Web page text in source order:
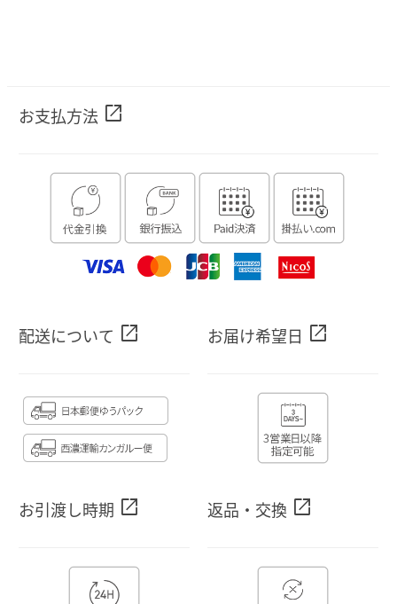
お支払方法 open_in_new
配送について open_in_new お届け希望日 open_in_new
お引渡し時期 open_in_new 返品・交換 open_in_new